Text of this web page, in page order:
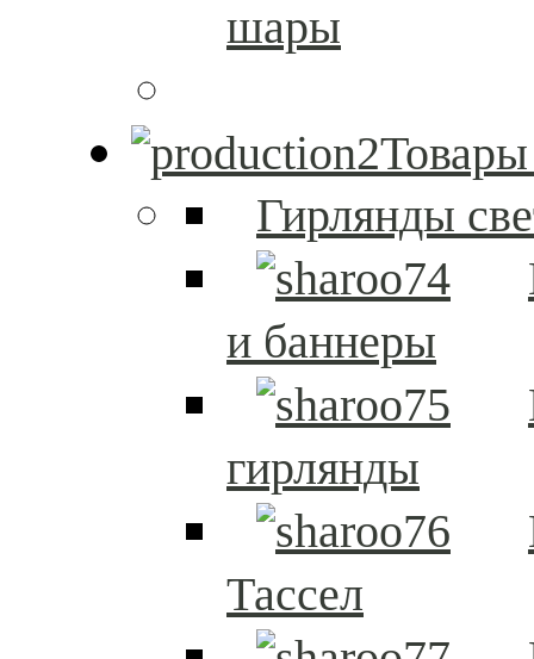
шары
Гирлянды
и баннеры
гирлянды
Тассел